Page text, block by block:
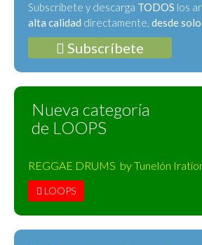
Subscríbete y descarga TODOS los
alta calidad directamente, desde
Subscríbete
Nueva categoría
de LOOPS
REGGAE DRUMS by Tunelón
LOOPS